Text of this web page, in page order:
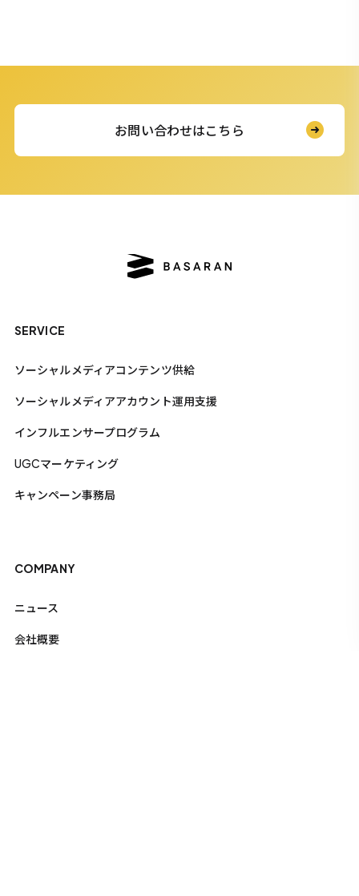
お問い合わせはこちら
SERVICE
ソーシャルメディアコンテンツ供給
ソーシャルメディアアカウント運用支援
インフルエンサープログラム
UGCマーケティング
キャンペーン事務局
COMPANY
ニュース
会社概要